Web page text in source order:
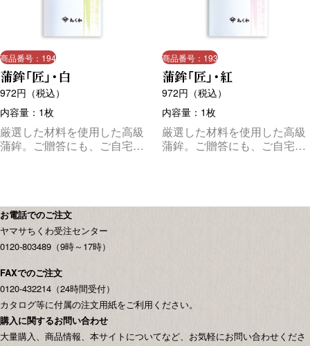
商品番号：194
蒲鉾「匠」・白
972円（税込）
内容量：1枚
厳選した材料を使用した高級
蒲鉾。ご贈答にも、ご自宅用
商品番号：193
蒲鉾「匠」・紅
972円（税込）
内容量：1枚
厳選した材料を使用した高級
蒲鉾。ご贈答にも、ご自宅用
お電話でのご注文
ヤマサちくわ受注センター
0120-803489（9時～17時）
FAXでのご注文
0120-432214（24時間受付）
カタログ等に付属の注文用紙をご利用ください。
購入に関するお問い合わせ
大量購入、商品情報、本サイトについてなど、お気軽にお問い合わせくださ